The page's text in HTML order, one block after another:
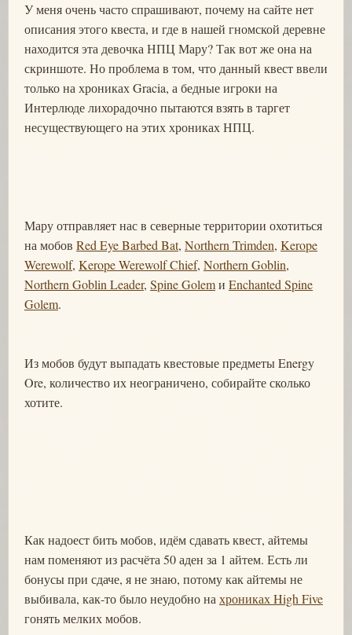
У меня очень часто спрашивают, почему на сайте нет
описания этого квеста, и где в нашей гномской деревне
находится эта девочка НПЦ Мару? Так вот же она на
скриншоте. Но проблема в том, что данный квест ввели
только на хрониках Gracia, а бедные игроки на
Интерлюде лихорадочно пытаются взять в таргет
несуществующего на этих хрониках НПЦ.
Мару отправляет нас в северные территории охотиться
на мобов Red Eye Barbed Bat, Northern Trimden, Kerope
Werewolf, Kerope Werewolf Chief, Northern Goblin,
Northern Goblin Leader, Spine Golemи Enchanted Spine
Golem.
Из мобов будут выпадать квестовые предметы Energy
Ore, количество их неограничено, собирайте сколько
хотите.
Как надоест бить мобов, идём сдавать квест, айтемы
нам поменяют из расчёта 50 аден за 1 айтем. Есть ли
бонусы при сдаче, я не знаю, потому как айтемы не
выбивала, как-то было неудобно на хрониках High Five
гонять мелких мобов.